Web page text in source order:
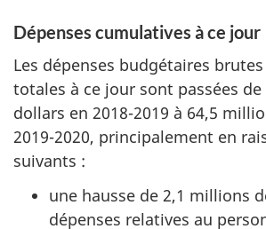
Dépenses cumulatives à ce jour
Les dépenses budgétaires
totales à ce jour sont passées
dollars en 2018-2019 à 64,5
2019-2020, principalement en
suivants :
une hausse de 2,1 millions
dépenses relatives au